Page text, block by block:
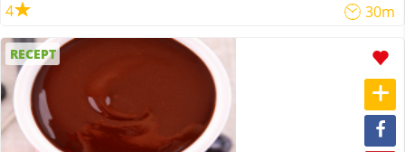
4 30m
RECEPT